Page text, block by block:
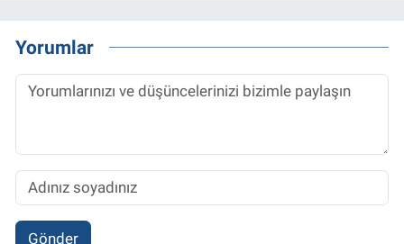
Yorumlar
Gönder